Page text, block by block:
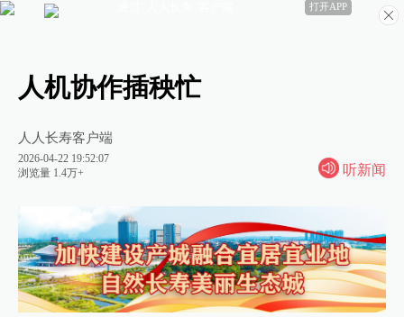
人机协作插秧忙
人人长寿客户端
2026-04-22 19:52:07
浏览量 1.4万+
听新闻
打开APP